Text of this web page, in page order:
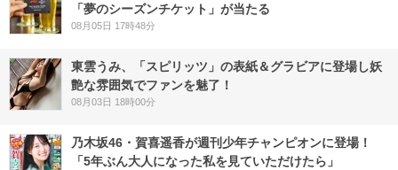
「夢のシーズンチケット」が当たる
08月05日 17時48分
東雲うみ、「スピリッツ」の表紙＆グラビアに登場し妖
艶な雰囲気でファンを魅了！
08月03日 18時00分
乃木坂46・賀喜遥香が週刊少年チャンピオンに登場！
「5年ぶん大人になった私を見ていただけたら」